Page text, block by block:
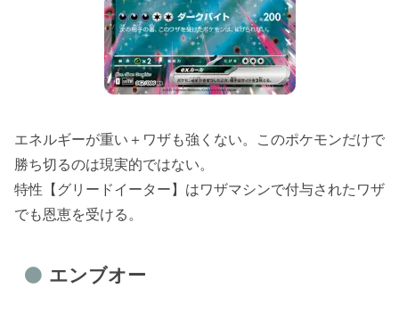
エネルギーが重い＋ワザも強くない。このポケモンだけで
勝ち切るのは現実的ではない。
特性【グリードイーター】はワザマシンで付与されたワザ
でも恩恵を受ける。
エンブオー